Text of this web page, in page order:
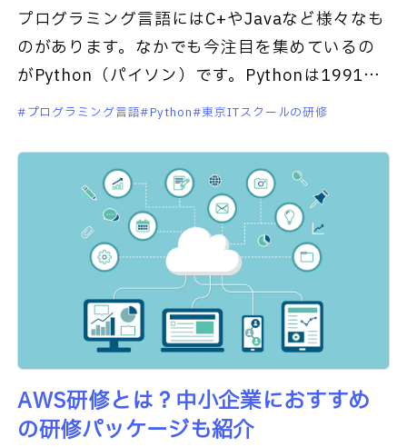
プログラミング言語にはC+やJavaなど様々なも
のがあります。なかでも今注目を集めているの
がPython（パイソン）です。Pythonは1991年
に登場したプログラム言語で、近年はWeb開発
プログラミング言語 Python 東京ITスクールの研修
AWS研修とは？中小企業におすすめ
の研修パッケージも紹介